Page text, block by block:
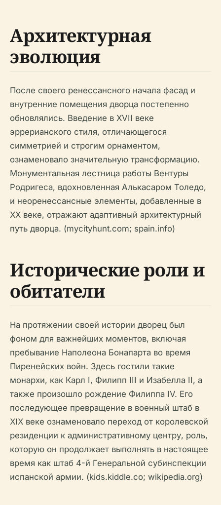
Архитектурная
эволюция
После своего ренессансного начала фасад и
внутренние помещения дворца постепенно
обновлялись. Введение в XVII веке
эррерианского стиля, отличающегося
симметрией и строгим орнаментом,
ознаменовало значительную трансформацию.
Монументальная лестница работы Вентуры
Родригеса, вдохновленная Алькасаром Толедо,
и неоренессансные элементы, добавленные в
XX веке, отражают адаптивный архитектурный
путь дворца. (mycityhunt.com; spain.info)
Исторические роли и
обитатели
На протяжении своей истории дворец был
фоном для важнейших моментов, включая
пребывание Наполеона Бонапарта во время
Пиренейских войн. Здесь гостили такие
монархи, как Карл I, Филипп III и Изабелла II, а
также произошло рождение Филиппа IV. Его
последующее превращение в военный штаб в
XIX веке ознаменовало переход от королевской
резиденции к административному центру, роль,
которую он продолжает выполнять в настоящее
время как штаб 4-й Генеральной субинспекции
испанской армии. (kids.kiddle.co; wikipedia.org)